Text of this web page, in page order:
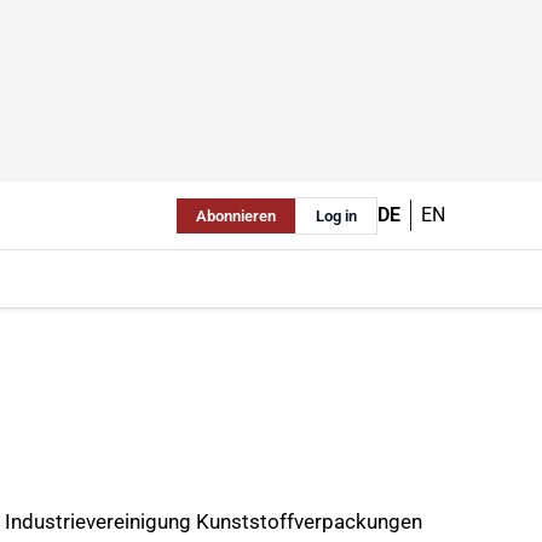
Abonnieren Log in DE EN
Kunststoffverpackungen